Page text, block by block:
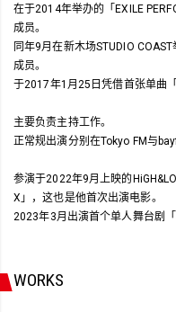
在于2014年举办的「EXILE
成员。
同年9月在新木场STUDIO
成员。
于2017年1月25日凭借首张单曲
主要负责主持工作。
正常规出演分别在Tokyo FM与
参演于2022年9月上映的
X」，这也是他首次出演电影。
2023年3月出演首个单人舞台剧「
WORKS